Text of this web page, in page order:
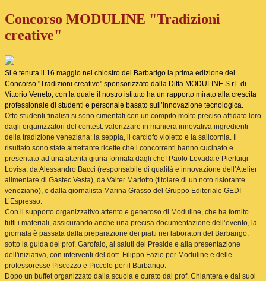
Concorso MODULINE "Tradizioni
creative"
Si è tenuta il 16 maggio nel chiostro del Barbarigo la prima edizione del
Concorso "Tradizioni creative" sponsorizzato dalla Ditta MODULINE S.r.l. di
Vittorio Veneto, con la quale il nostro istituto ha un rapporto mirato alla crescita
professionale di studenti e personale basato sull’innovazione tecnologica.
Otto studenti finalisti si sono cimentati con un compito molto preciso affidato loro
dagli organizzatori del contest: valorizzare in maniera innovativa ingredienti
della tradizione veneziana: la seppia, il carciofo violetto e la salicornia. Il
risultato sono state altrettante ricette che i concorrenti hanno cucinato e
presentato ad una attenta giuria formata dagli chef Paolo Levada e Pierluigi
Lovisa, da Alessandro Bacci (responsabile di qualità e innovazione dell’Atelier
alimentare di Gastec Vesta), da Valter Mariotto (titolare di un noto ristorante
veneziano), e dalla giornalista Marina Grasso del Gruppo Editoriale GEDI-
L’Espresso.
Con il supporto organizzativo attento e generoso di Moduline, che ha fornito
tutti i materiali, assicurando anche una precisa documentazione dell’evento, la
giornata è passata dalla preparazione dei piatti nei laboratori del Barbarigo,
sotto la guida del prof. Garofalo, ai saluti del Preside e alla presentazione
dell'iniziativa, con interventi del dott. Filippo Fazio per Moduline e delle
professoresse Piscozzo e Piccolo per il Barbarigo.
Dopo un buffet organizzato dalla scuola e curato dal prof. Chiantera e dai suoi